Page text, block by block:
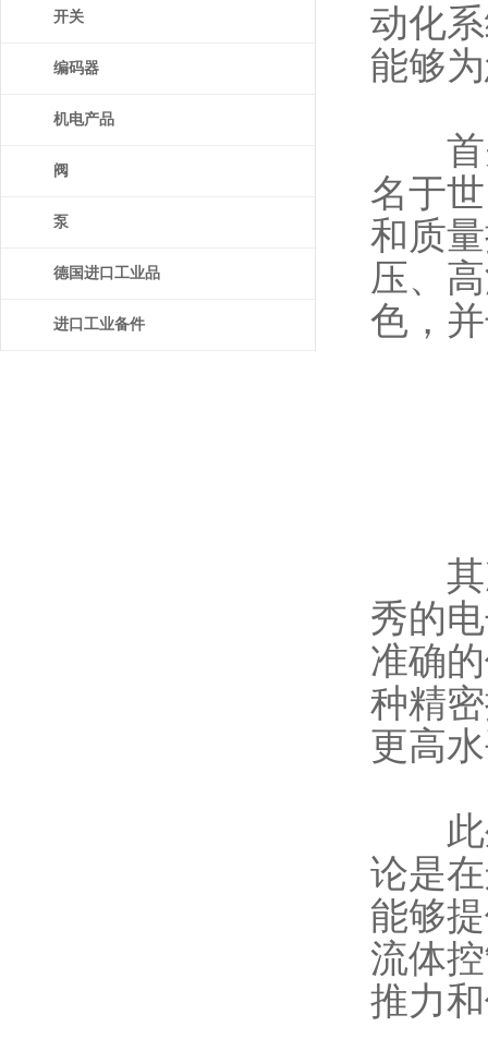
开关
编码器
机电产品
阀
泵
德国进口工业品
进口工业备件
动化
能够
首先
名于
和质
压、
色，
其次
秀的
准确
种精
更高
此外
论是
能够
流体
推力